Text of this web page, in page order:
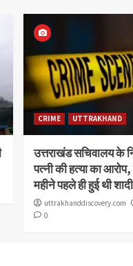
CRIME UTTRAKHAND
उत्तराखंड सचिवालय के
पत्नी की हत्या का
महीने पहले ही हुई थी शादी
uttrakhanddiscovery.com
0